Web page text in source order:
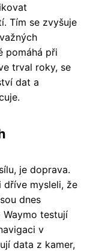
Tím se zvyšuje
pomáhá při
trval roky, se
dat a
je doprava.
dříve mysleli, že
dnes
Waymo testují
v
data z kamer,